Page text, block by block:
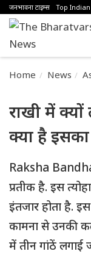
जनभावना टाइम्स Top
Home News
राखी में क्यों
क्या है
Raksha
प्रतीक है. इस
इंतजार होता है.
कामना से उनकी
में तीन गांठें